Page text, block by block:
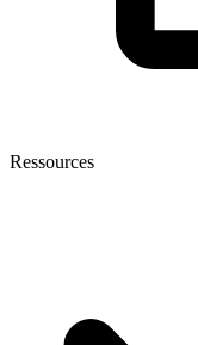
Ressources